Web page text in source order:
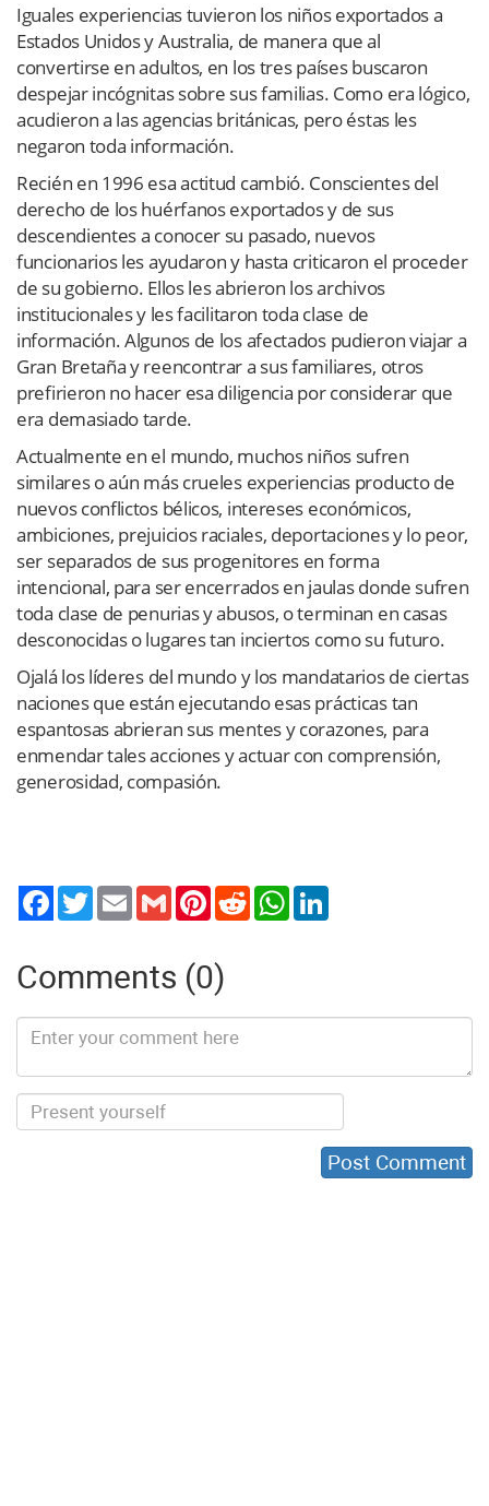
Iguales experiencias tuvieron los niños exportados a
Estados Unidos y Australia, de manera que al
convertirse en adultos, en los tres países buscaron
despejar incógnitas sobre sus familias. Como era lógico,
acudieron a las agencias británicas, pero éstas les
negaron toda información.
Recién en 1996 esa actitud cambió. Conscientes del
derecho de los huérfanos exportados y de sus
descendientes a conocer su pasado, nuevos
funcionarios les ayudaron y hasta criticaron el proceder
de su gobierno. Ellos les abrieron los archivos
institucionales y les facilitaron toda clase de
información. Algunos de los afectados pudieron viajar a
Gran Bretaña y reencontrar a sus familiares, otros
prefirieron no hacer esa diligencia por considerar que
era demasiado tarde.
Actualmente en el mundo, muchos niños sufren
similares o aún más crueles experiencias producto de
nuevos conflictos bélicos, intereses económicos,
ambiciones, prejuicios raciales, deportaciones y lo peor,
ser separados de sus progenitores en forma
intencional, para ser encerrados en jaulas donde sufren
toda clase de penurias y abusos, o terminan en casas
desconocidas o lugares tan inciertos como su futuro.
Ojalá los líderes del mundo y los mandatarios de ciertas
naciones que están ejecutando esas prácticas tan
espantosas abrieran sus mentes y corazones, para
enmendar tales acciones y actuar con comprensión,
generosidad, compasión.
TwitterEmail Gmail PinterestReddit WhatsApp
Comments (0)